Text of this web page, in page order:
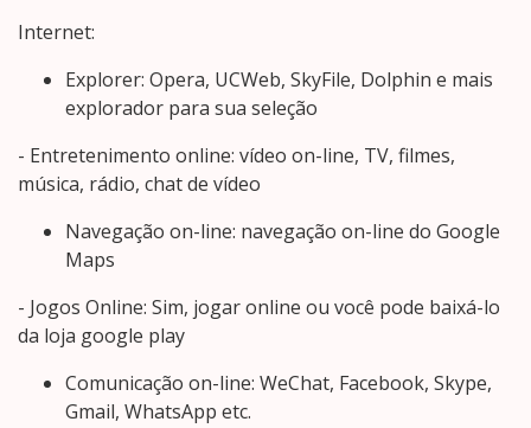
Internet:
Explorer: Opera, UCWeb, SkyFile, Dolphin e mais
explorador para sua seleção
- Entretenimento online: vídeo on-line, TV, filmes,
música, rádio, chat de vídeo
Navegação on-line: navegação on-line do Google
Maps
- Jogos Online: Sim, jogar online ou você pode baixá-lo
da loja google play
Comunicação on-line: WeChat, Facebook, Skype,
Gmail, WhatsApp etc.